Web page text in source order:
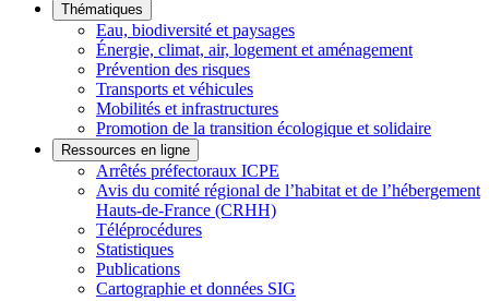
Thématiques
Eau, biodiversité et paysages
Énergie, climat, air, logement et aménagement
Prévention des risques
Transports et véhicules
Mobilités et infrastructures
Promotion de la transition écologique et solidaire
Ressources en ligne
Arrêtés préfectoraux ICPE
Avis du comité régional de l’habitat et de l’hébergement
Hauts-de-France (CRHH)
Téléprocédures
Statistiques
Publications
Cartographie et données SIG